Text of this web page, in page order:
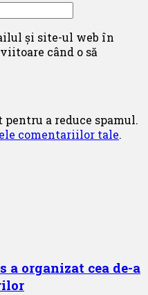
și site-ul web în
când o să
a reduce spamul.
comentariilor tale.
organizat cea de-a